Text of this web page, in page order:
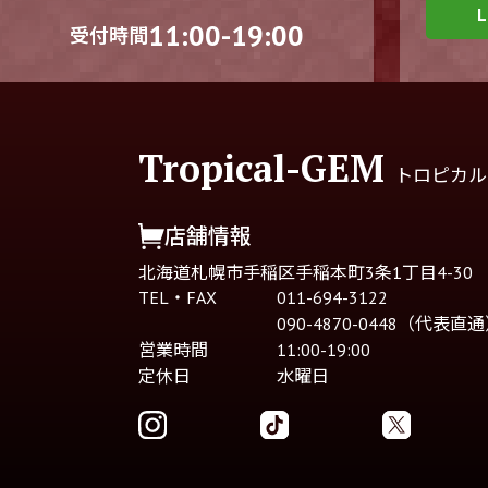
受付時間11:00-19:00
Tropical-GEM トロピカ
店舗情報
北海道札幌市手稲区手稲本町3条1丁目4-30
TEL・FAX
011-694-3122
090-4870-0448（代表直
営業時間
11:00-19:00
定休日
水曜日